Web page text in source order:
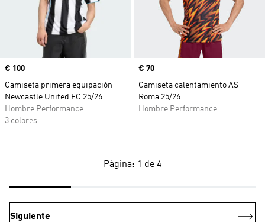
Precio
€ 100
Camiseta primera equipación
Newcastle United FC 25/26
Hombre Performance
3 colores
Precio
€ 70
Camiseta calentamiento AS
Roma 25/26
Hombre Performance
Página: 1 de 4
Siguiente